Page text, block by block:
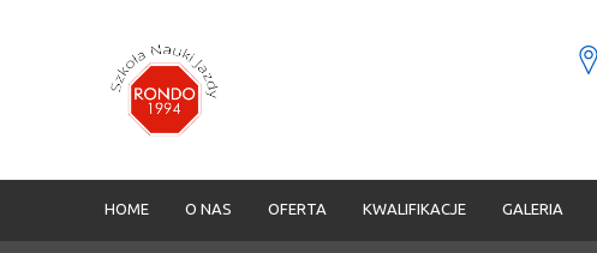
HOME O NAS OFERTA KWALIFIKACJE GALERIA